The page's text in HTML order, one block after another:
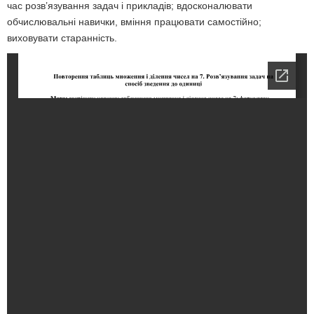
час розв’язування задач і прикладів; вдосконалювати
обчислювальні навички, вміння працювати самостійно;
виховувати старанність.